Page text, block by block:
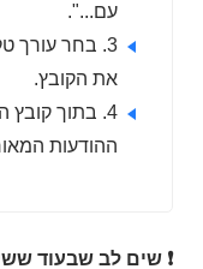
עם...".
3. בחר עורך
את הקובץ.
ההודעות
❗ שים לב שבעוד